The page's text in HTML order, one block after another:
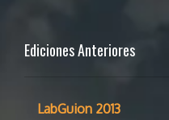
Ediciones Anteriores
LabGuion 2013